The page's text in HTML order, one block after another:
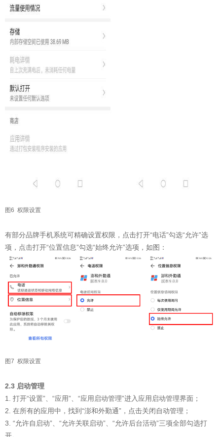
图6 权限设置
有部分品牌手机系统可精确设置权限，点击打开“电话”勾选“允许”选
项，点击打开“位置信息”勾选“始终允许”选项，如图：
图7 权限设置
2.3 启动管理
1. 打开“设置”、“应用”、“应用启动管理”进入应用启动管理界面；
2. 在所有的应用中，找到“澎和外勤通”，点击关闭自动管理；
3. “允许自启动”、“允许关联启动”、“允许后台活动”三项全部勾选打